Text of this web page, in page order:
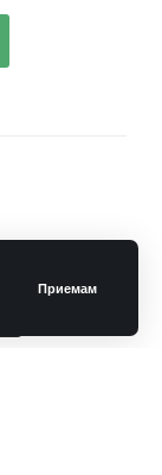
Приемам